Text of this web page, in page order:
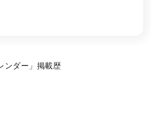
ンダー」掲載歴